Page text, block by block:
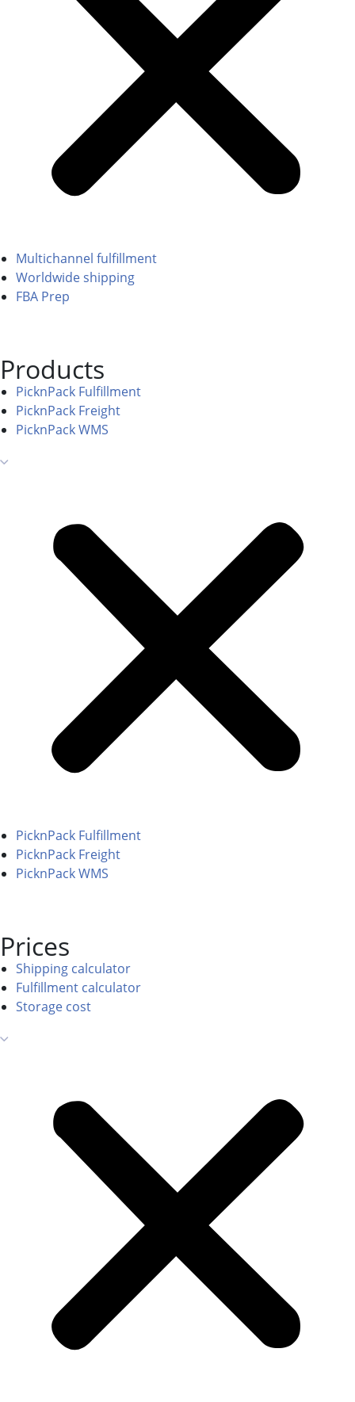
Multichannel fulfillment
Worldwide shipping
FBA Prep
Products
PicknPack Fulfillment
PicknPack Freight
PicknPack WMS
PicknPack Fulfillment
PicknPack Freight
PicknPack WMS
Prices
Shipping calculator
Fulfillment calculator
Storage cost